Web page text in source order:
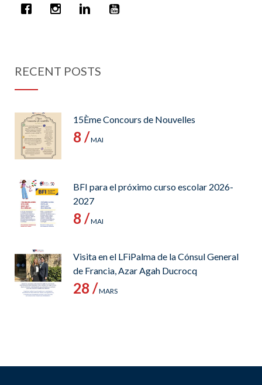
RECENT POSTS
15Ème Concours de Nouvelles
8 /MAI
BFI para el próximo curso escolar 2026-
2027
8 /MAI
Visita en el LFiPalma de la Cónsul General
de Francia, Azar Agah Ducrocq
28 /MARS